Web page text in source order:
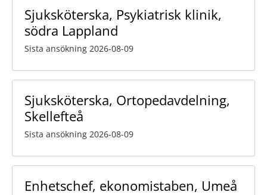
Sjuksköterska, Psykiatrisk klinik,
södra Lappland
Sista ansökning 2026-08-09
Sjuksköterska, Ortopedavdelning,
Skellefteå
Sista ansökning 2026-08-09
Enhetschef, ekonomistaben, Umeå